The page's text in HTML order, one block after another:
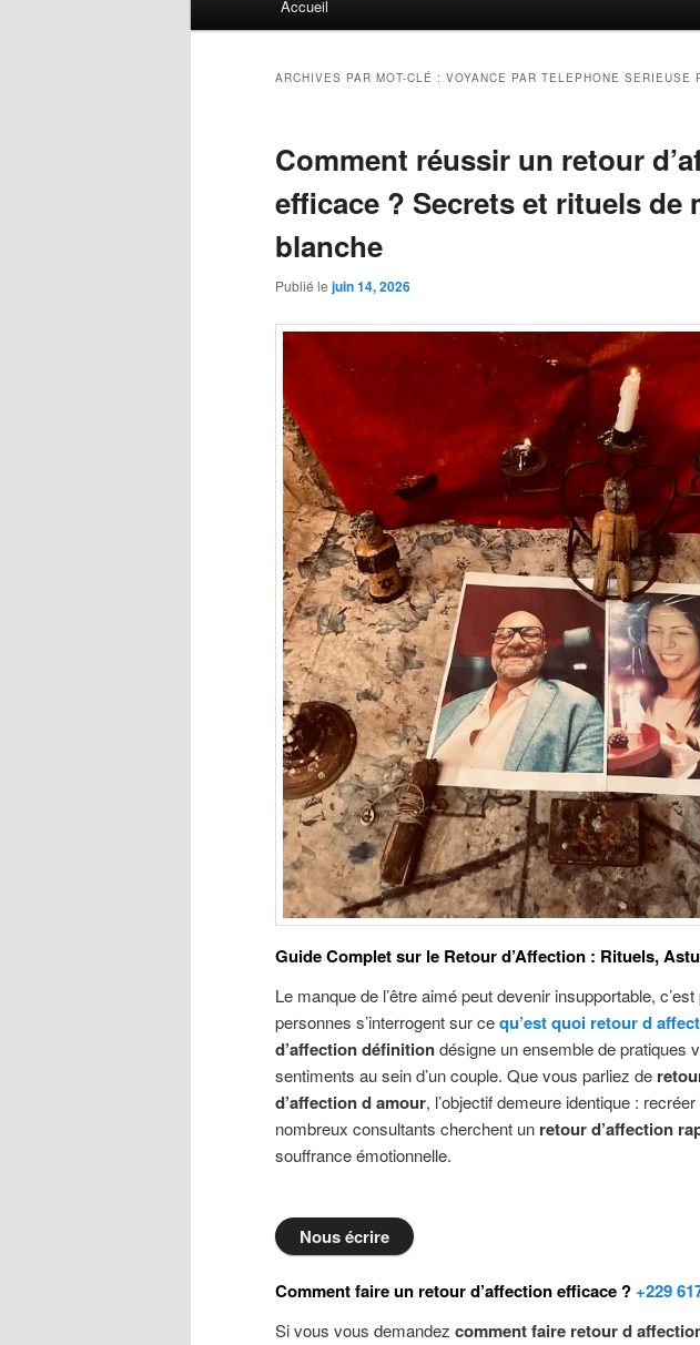
Accueil
ARCHIVES PAR MOT-CLÉ : VOYANCE PAR TELEPHONE SERIEUSE
Comment réussir un retour
efficace ? Secrets et rituels de
blanche
Publié le juin 14, 2026
Guide Complet sur le Retour d’Affection : Rituels,
Le manque de l’être aimé peut devenir insupportable,
personnes s’interrogent sur cequ’est quoi retour d
d’affection définitiondésigne un ensemble de pratiques
sentiments au sein d’un couple. Que vous parliez de
d’affection d amour, l’objectif demeure identique :
nombreux consultants cherchent un retour d’affection
souffrance émotionnelle.
Nous écrire
Comment faire un retour d’affection efficace ?+229
Si vous vous demandez comment faire retour d